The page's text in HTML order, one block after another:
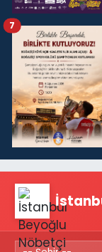
7